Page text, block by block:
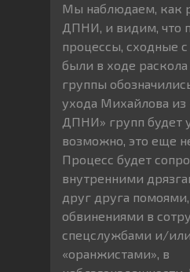
Мы наблюдаем, как
ДПНИ, и видим, что
процессы, сходные
были в ходе
группы
ухода Михайлова из
ДПНИ» групп будет
возможно, это еще
Процесс будет
внутренними
друг друга
обвинениями в
спецслужбами и/или
«оранжистами», в